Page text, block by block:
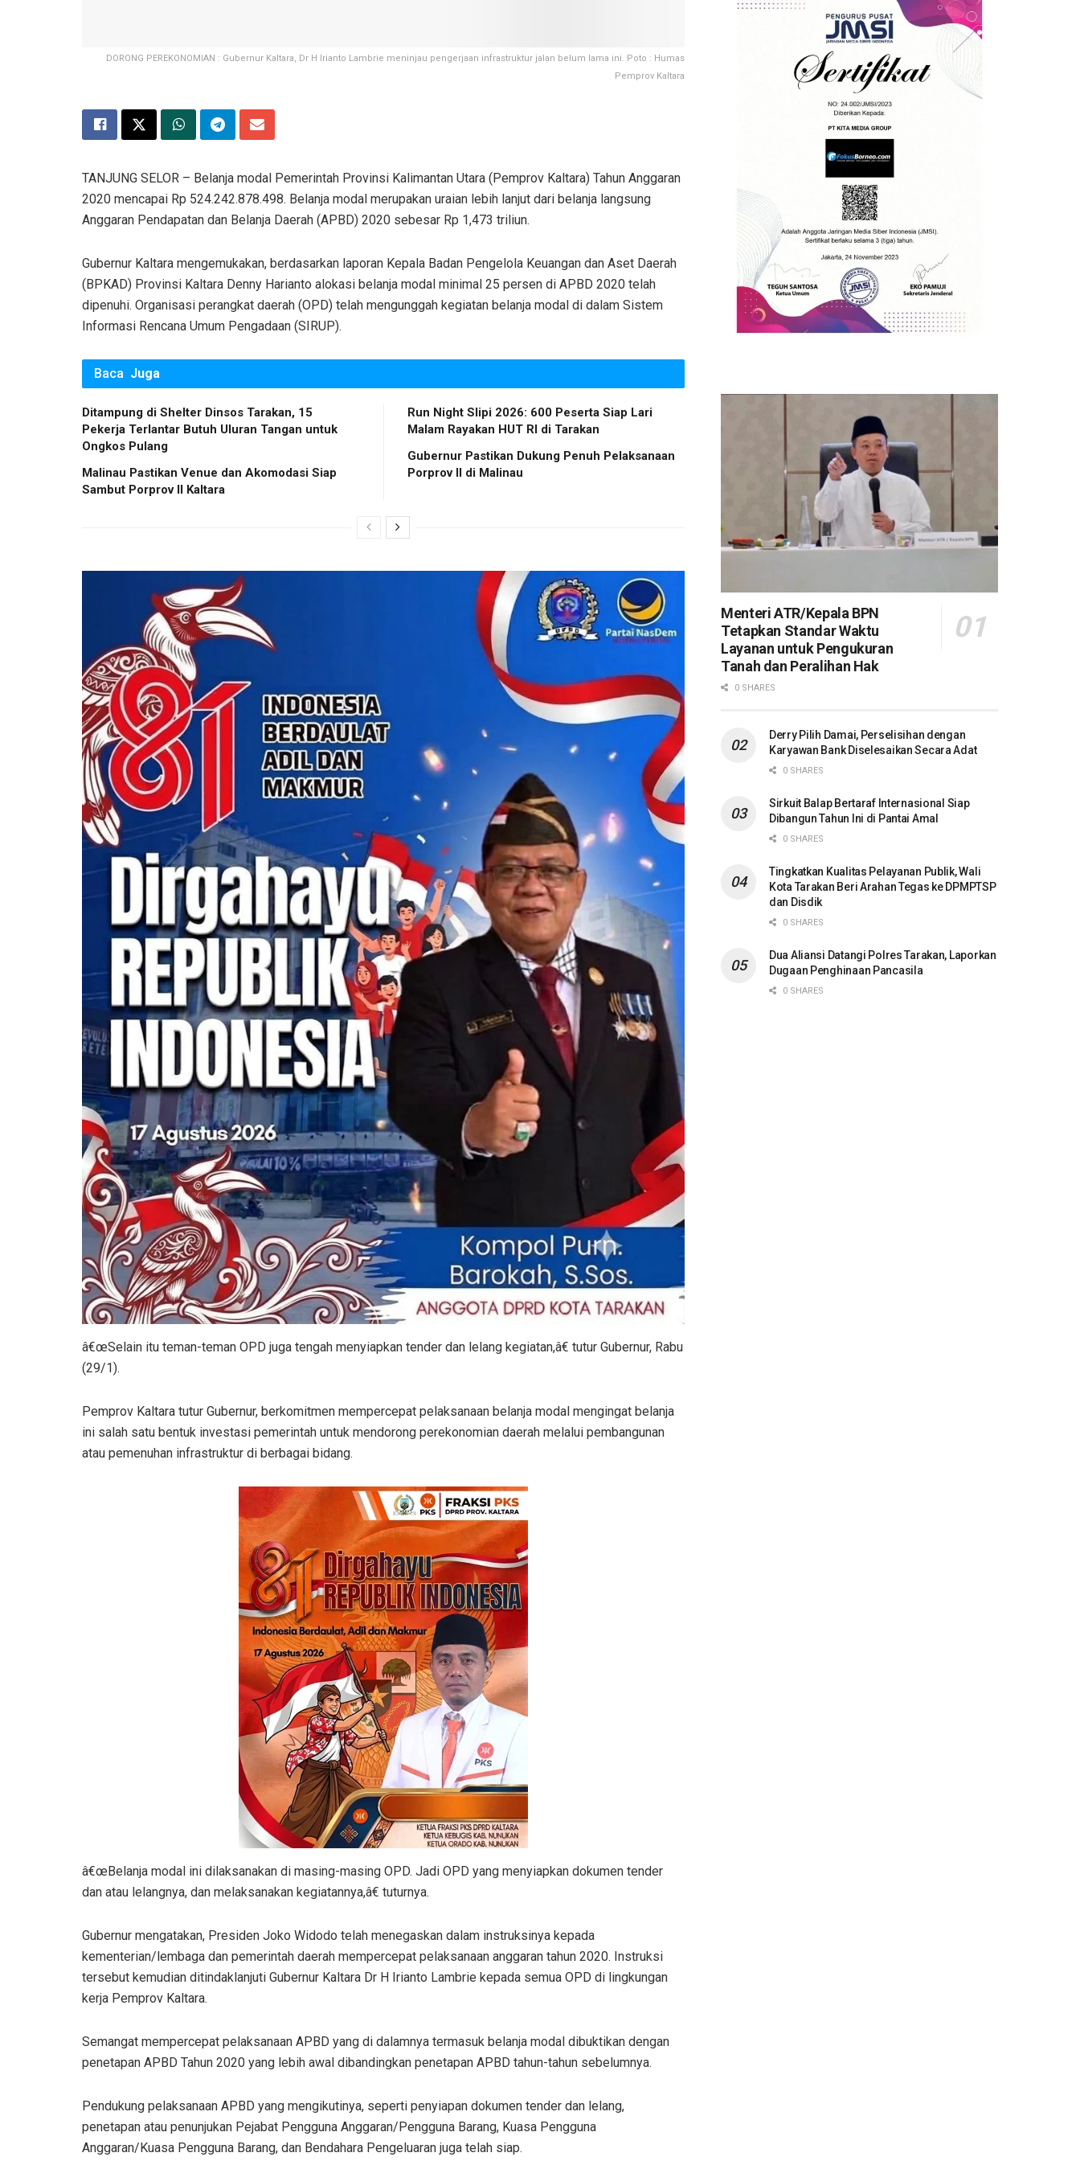
DORONG PEREKONOMIAN : Gubernur Kaltara, Dr H Irianto Lambrie meninjau pengerjaan infrastruktur jalan belum lama ini. Poto : Humas
Pemprov Kaltara
TANJUNG SELOR – Belanja modal Pemerintah Provinsi Kalimantan Utara (Pemprov Kaltara) Tahun Anggaran
2020 mencapai Rp 524.242.878.498. Belanja modal merupakan uraian lebih lanjut dari belanja langsung
Anggaran Pendapatan dan Belanja Daerah (APBD) 2020 sebesar Rp 1,473 triliun.
Gubernur Kaltara mengemukakan, berdasarkan laporan Kepala Badan Pengelola Keuangan dan Aset Daerah
(BPKAD) Provinsi Kaltara Denny Harianto alokasi belanja modal minimal 25 persen di APBD 2020 telah
dipenuhi. Organisasi perangkat daerah (OPD) telah mengunggah kegiatan belanja modal di dalam Sistem
Informasi Rencana Umum Pengadaan (SIRUP).
Baca Juga
Ditampung di Shelter Dinsos Tarakan, 15
Pekerja Terlantar Butuh Uluran Tangan untuk
Ongkos Pulang
Malinau Pastikan Venue dan Akomodasi Siap
Sambut Porprov II Kaltara
Run Night Slipi 2026: 600 Peserta Siap Lari
Malam Rayakan HUT RI di Tarakan
Gubernur Pastikan Dukung Penuh Pelaksanaan
Porprov II di Malinau
â€œSelain itu teman-teman OPD juga tengah menyiapkan tender dan lelang kegiatan,â€ tutur Gubernur, Rabu
(29/1).
Pemprov Kaltara tutur Gubernur, berkomitmen mempercepat pelaksanaan belanja modal mengingat belanja
ini salah satu bentuk investasi pemerintah untuk mendorong perekonomian daerah melalui pembangunan
atau pemenuhan infrastruktur di berbagai bidang.
â€œBelanja modal ini dilaksanakan di masing-masing OPD. Jadi OPD yang menyiapkan dokumen tender
dan atau lelangnya, dan melaksanakan kegiatannya,â€ tuturnya.
Gubernur mengatakan, Presiden Joko Widodo telah menegaskan dalam instruksinya kepada
kementerian/lembaga dan pemerintah daerah mempercepat pelaksanaan anggaran tahun 2020. Instruksi
tersebut kemudian ditindaklanjuti Gubernur Kaltara Dr H Irianto Lambrie kepada semua OPD di lingkungan
kerja Pemprov Kaltara.
Semangat mempercepat pelaksanaan APBD yang di dalamnya termasuk belanja modal dibuktikan dengan
penetapan APBD Tahun 2020 yang lebih awal dibandingkan penetapan APBD tahun-tahun sebelumnya.
Pendukung pelaksanaan APBD yang mengikutinya, seperti penyiapan dokumen tender dan lelang,
penetapan atau penunjukan Pejabat Pengguna Anggaran/Pengguna Barang, Kuasa Pengguna
Anggaran/Kuasa Pengguna Barang, dan Bendahara Pengeluaran juga telah siap.
Menteri ATR/Kepala BPN
Tetapkan Standar Waktu
Layanan untuk Pengukuran
Tanah dan Peralihan Hak
0 SHARES
Derry Pilih Damai, Perselisihan dengan
Karyawan Bank Diselesaikan Secara Adat
0 SHARES
Sirkuit Balap Bertaraf Internasional Siap
Dibangun Tahun Ini di Pantai Amal
0 SHARES
Tingkatkan Kualitas Pelayanan Publik, Wali
Kota Tarakan Beri Arahan Tegas ke DPMPTSP
dan Disdik
0 SHARES
Dua Aliansi Datangi Polres Tarakan, Laporkan
Dugaan Penghinaan Pancasila
0 SHARES